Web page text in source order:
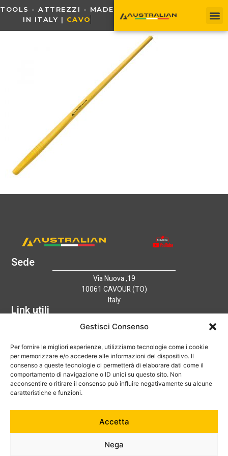
Gestisci Consenso
Per fornire le migliori esperienze, utilizziamo tecnologie come i cookie
per memorizzare e/o accedere alle informazioni del dispositivo. Il
consenso a queste tecnologie ci permetterà di elaborare dati come il
comportamento di navigazione o ID unici su questo sito. Non
acconsentire o ritirare il consenso può influire negativamente su alcune
caratteristiche e funzioni.
Accetta
Nega
TOOLS - ATTREZZI - MADE
IN ITALY | CAVO
Sede
Via Nuova ,19
10061 CAVOUR (TO)
Italy
Link utili
Home
Catalogo
Tecnologia
News
Contatti
Hai bisogno di aiuto?
+39 0121 600752
info@australian-srl.com